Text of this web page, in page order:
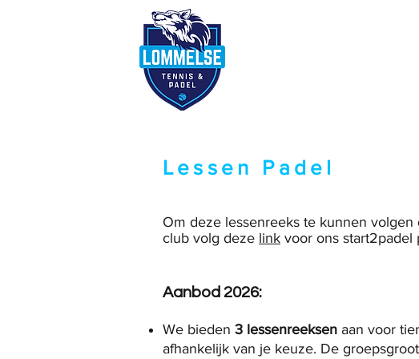
Lessen Padel
Om deze lessenreeks te kunnen
club volg deze link voor ons start2padel
Aanbod 2026: ​​
We bieden 3 lessenreeksen aan voor
afhankelijk van je keuze. De